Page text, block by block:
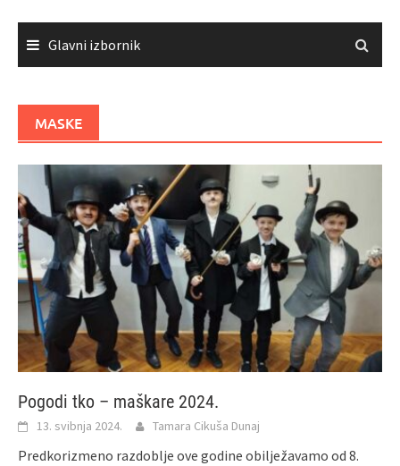
Glavni izbornik
MASKE
Pogodi tko – maškare 2024.
13. svibnja 2024. Tamara Cikuša Dunaj
Predkorizmeno razdoblje ove godine obilježavamo od 8.